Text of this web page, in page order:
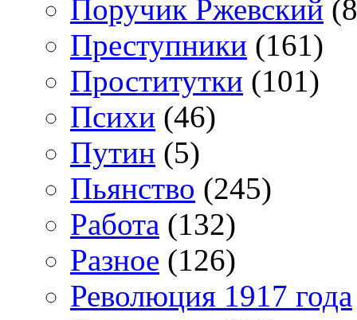
Поручик Ржевский
Преступники (161)
Проститутки (101)
Психи (46)
Путин (5)
Пьянство (245)
Работа (132)
Разное (126)
Революция 1917 года